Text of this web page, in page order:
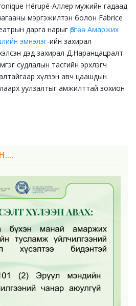
Hérupé-Аллер мужийн гадаад
мэргэжилтэн болон Fabrice
дарга нарыг Өргөө Амаржих
эмнэлэг-ийн захирал
дэд захирал Д.Наранцацралт
судлалын тасгийн эрхлэгч
хүлээн авч цаашдын
уулзалтыг амжилттай зохион